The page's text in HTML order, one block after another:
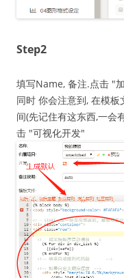
Step2
填写Name, 备注.点击 "
同时 你会注意到, 在模板
间(先记住有这东西,一会
击 "可视化开发"